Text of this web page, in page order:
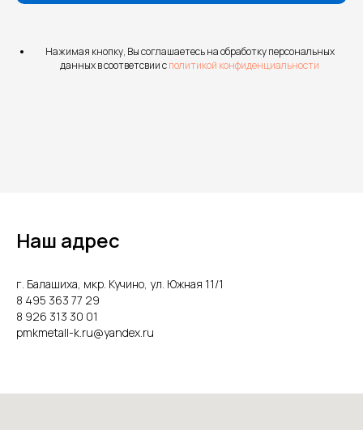
Нажимая кнопку, Вы соглашаетесь на обработку персональных
данных в соответсвии сполитикой конфиденциальности
Наш адрес
г. Балашиха, мкр. Кучино, ул. Южная 11/1
8 495 363 77 29
8 926 313 30 01
pmkmetall-k.ru@yandex.ru